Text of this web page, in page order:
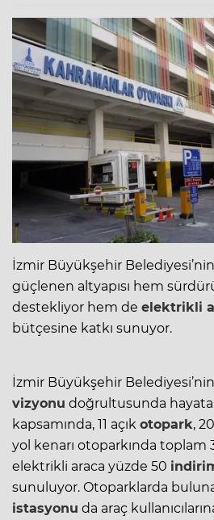
İzmir Büyükşehir
güçlenen altyapısı hem
destekliyor hem de elektrikli
bütçesine katkı sunuyor.
İzmir Büyükşehir
vizyonu doğrultusunda
kapsamında, 11 açık otopark,
yol kenarı otoparkında toplam
elektrikli araca yüzde 50
sunuluyor. Otoparklarda
istasyonu da araç